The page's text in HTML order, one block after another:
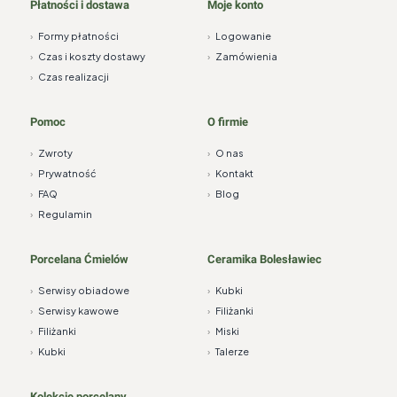
Płatności i dostawa
› Formy płatności
› Czas i koszty dostawy
› Czas realizacji
Moje konto
› Logowanie
› Zamówienia
Pomoc
› Zwroty
› Prywatność
› FAQ
› Regulamin
O firmie
› O nas
› Kontakt
› Blog
Porcelana Ćmielów
› Serwisy obiadowe
› Serwisy kawowe
› Filiżanki
› Kubki
Ceramika Bolesławiec
› Kubki
› Filiżanki
› Miski
› Talerze